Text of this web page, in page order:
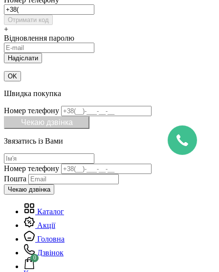
Отримати код
+
Відновлення паролю
OK
Швидка покупка
Номер телефону
Чекаю дзвінка
Звязатись із Вами
Номер телефону
Пошта
Каталог
Акції
Головна
Дзвінок
0